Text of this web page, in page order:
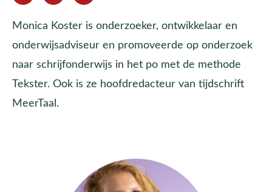
Monica Koster is onderzoeker, ontwikkelaar en
onderwijsadviseur en promoveerde op onderzoek
naar schrijfonderwijs in het po met de methode
Tekster. Ook is ze hoofdredacteur van tijdschrift
MeerTaal.